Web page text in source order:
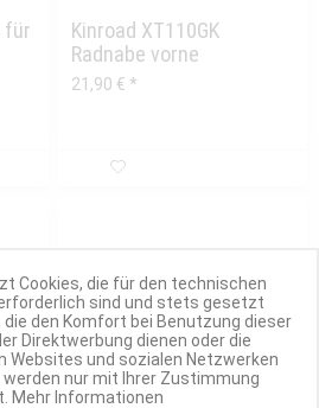
für
Kinroad XT110GK
Radnabe vorne
21,90 € *
Cookies, die für den technischen
sind und stets gesetzt
die den Komfort bei Benutzung dieser
Direktwerbung dienen oder die
Websites und sozialen Netzwerken
nur mit Ihrer Zustimmung
Mehr Informationen